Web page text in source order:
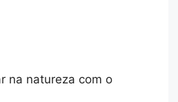
na natureza com o